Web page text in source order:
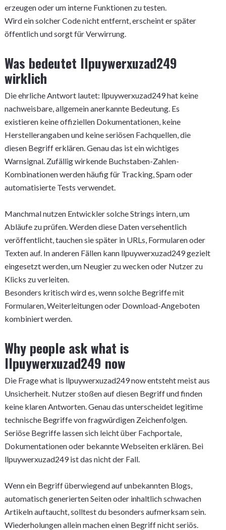
erzeugen oder um interne Funktionen zu testen.
Wird ein solcher Code nicht entfernt, erscheint er später
öffentlich und sorgt für Verwirrung.
Was bedeutet llpuywerxuzad249
wirklich
Die ehrliche Antwort lautet: llpuywerxuzad249 hat keine
nachweisbare, allgemein anerkannte Bedeutung. Es
existieren keine offiziellen Dokumentationen, keine
Herstellerangaben und keine seriösen Fachquellen, die
diesen Begriff erklären. Genau das ist ein wichtiges
Warnsignal. Zufällig wirkende Buchstaben-Zahlen-
Kombinationen werden häufig für Tracking, Spam oder
automatisierte Tests verwendet.
Manchmal nutzen Entwickler solche Strings intern, um
Abläufe zu prüfen. Werden diese Daten versehentlich
veröffentlicht, tauchen sie später in URLs, Formularen oder
Texten auf. In anderen Fällen kann llpuywerxuzad249 gezielt
eingesetzt werden, um Neugier zu wecken oder Nutzer zu
Klicks zu verleiten.
Besonders kritisch wird es, wenn solche Begriffe mit
Formularen, Weiterleitungen oder Download-Angeboten
kombiniert werden.
Why people ask what is
llpuywerxuzad249 now
Die Frage what is llpuywerxuzad249 now entsteht meist aus
Unsicherheit. Nutzer stoßen auf diesen Begriff und finden
keine klaren Antworten. Genau das unterscheidet legitime
technische Begriffe von fragwürdigen Zeichenfolgen.
Seriöse Begriffe lassen sich leicht über Fachportale,
Dokumentationen oder bekannte Webseiten erklären. Bei
llpuywerxuzad249 ist das nicht der Fall.
Wenn ein Begriff überwiegend auf unbekannten Blogs,
automatisch generierten Seiten oder inhaltlich schwachen
Artikeln auftaucht, solltest du besonders aufmerksam sein.
Wiederholungen allein machen einen Begriff nicht seriös.